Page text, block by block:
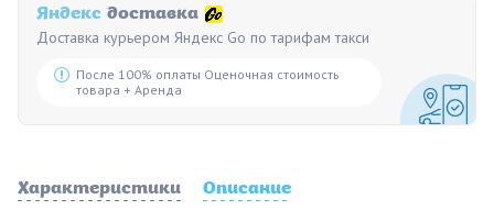
Яндекс доставка
Доставка курьером Яндекс Go по тарифам такси
После 100% оплаты Оценочная стоимость
товара + Аренда
Характеристики Описание